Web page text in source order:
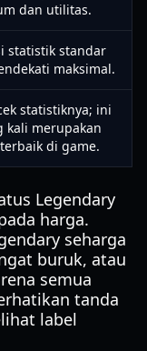
dan utilitas.
statistik standar
maksimal.
statistiknya; ini
kali merupakan
di game.
Legendary
harga.
seharga
buruk, atau
semua
tanda
label